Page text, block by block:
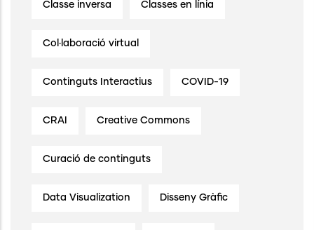
Classe inversa Classes en línia
Col·laboració virtual
Continguts Interactius COVID-19
CRAI Creative Commons
Curació de continguts
Data Visualization Disseny Gràfic